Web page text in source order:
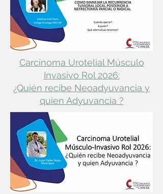
Carcinoma Urotelial Músculo
Invasivo Rol 2026:
¿Quién recibe Neoadyuvancia y
quien Adyuvancia ?